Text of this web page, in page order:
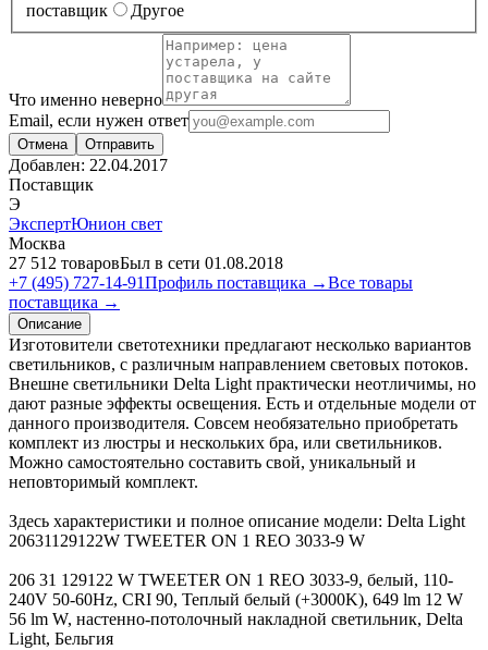
поставщик
Другое
Что именно неверно
Email, если нужен ответ
Отмена Отправить
Добавлен: 22.04.2017
Поставщик
Э
ЭкспертЮнион свет
Москва
27 512 товаровБыл в сети 01.08.2018
+7 (495) 727-14-91Профиль поставщика →Все товары
поставщика →
Описание
Изготовители светотехники предлагают несколько вариантов
светильников, с различным направлением световых потоков.
Внешне светильники Delta Light практически неотличимы, но
дают разные эффекты освещения. Есть и отдельные модели от
данного производителя. Совсем необязательно приобретать
комплект из люстры и нескольких бра, или светильников.
Можно самостоятельно составить свой, уникальный и
неповторимый комплект.
Здесь характеристики и полное описание модели: Delta Light
20631129122W TWEETER ON 1 REO 3033-9 W
206 31 129122 W TWEETER ON 1 REO 3033-9, белый, 110-
240V 50-60Hz, CRI 90, Теплый белый (+3000K), 649 lm 12 W
56 lm W, настенно-потолочный накладной светильник, Delta
Light, Бельгия